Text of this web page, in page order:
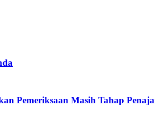
Pemeriksaan Masih Tahap